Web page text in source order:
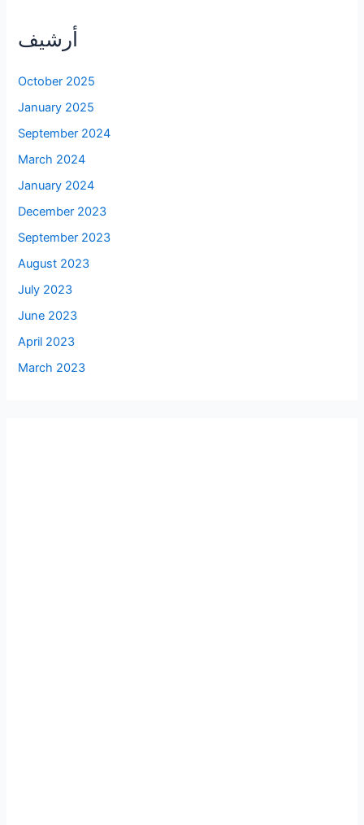
أرشيف
October 2025
January 2025
September 2024
March 2024
January 2024
December 2023
September 2023
August 2023
July 2023
June 2023
April 2023
March 2023